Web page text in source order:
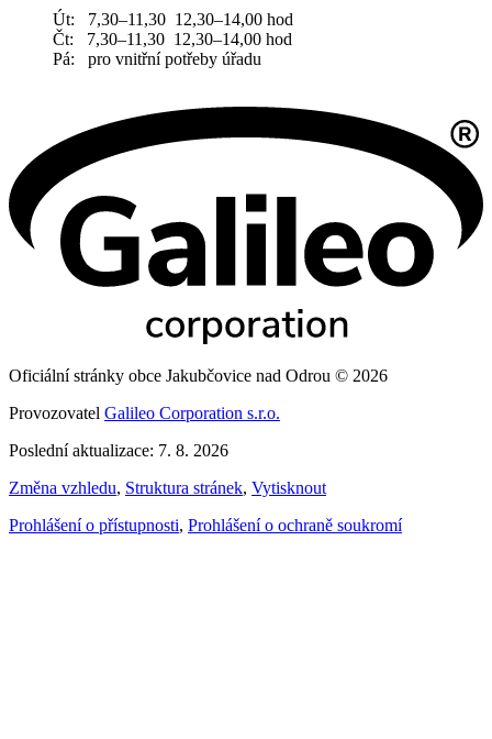
Út: 7,30–11,30 12,30–14,00 hod
Čt: 7,30–11,30 12,30–14,00 hod
Pá: pro vnitřní potřeby úřadu
Oficiální stránky obce Jakubčovice nad Odrou © 2026
Provozovatel Galileo Corporation s.r.o.
Poslední aktualizace: 7. 8. 2026
Změna vzhledu, Struktura stránek, Vytisknout
Prohlášení o přístupnosti, Prohlášení o ochraně soukromí